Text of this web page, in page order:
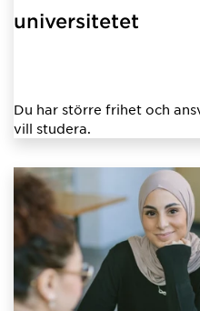
universitetet
Du har större frihet och
vill studera.